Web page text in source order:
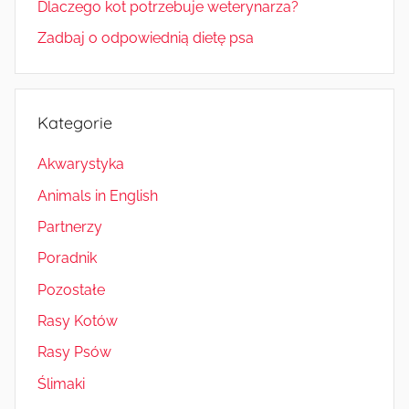
Dlaczego kot potrzebuje weterynarza?
Zadbaj o odpowiednią dietę psa
Kategorie
Akwarystyka
Animals in English
Partnerzy
Poradnik
Pozostałe
Rasy Kotów
Rasy Psów
Ślimaki